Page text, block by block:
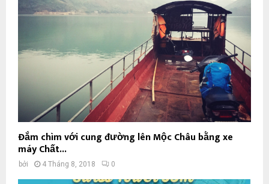
Đắm chìm với cung đường lên Mộc Châu bằng xe
máy Chất...
bởi 4 Tháng 8, 2018 0